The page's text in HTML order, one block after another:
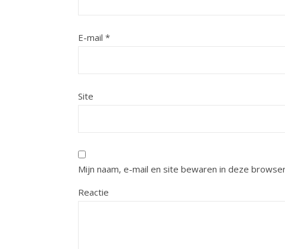
E-mail *
Site
Mijn naam, e-mail en site bewaren in deze
Reactie